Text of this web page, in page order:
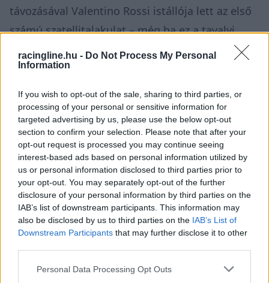
racingline.hu - Do Not Process My Personal
Information
If you wish to opt-out of the sale, sharing to third parties, or
processing of your personal or sensitive information for
targeted advertising by us, please use the below opt-out
section to confirm your selection. Please note that after your
opt-out request is processed you may continue seeing
interest-based ads based on personal information utilized by
us or personal information disclosed to third parties prior to
your opt-out. You may separately opt-out of the further
disclosure of your personal information by third parties on the
IAB’s list of downstream participants. This information may
also be disclosed by us to third parties on the IAB’s List of
Downstream Participants that may further disclose it to other
Please note that this website/app uses one or more Google
Personal Data Processing Opt Outs
távozásával Valentino Rossi istállója lett az első
számú szatellitalakulat – még ha ez a tavalyi
eredményeken nem is látszik.
Gresinivel, hanem közvetlenül a Ducatival áll
szerződésben, és a bolognaiak állítólag lehívták
az automatikus kétéves szerződéshosszabbítást
jelentő opciót, amelyet még 2024-ben építettek
be a megállapodásba. A 21. születésnapját múlt
hét vasárnap ünneplő motoros fizetése ezzel
megnő, ami szintén fontos szempont, hiszen a
VR46 nagyobb pénzügyi forrásokkal rendelkezik,
mint a Gresini. Ami pedig a technikai aspektust
illeti, bár a jövő évi motorok a szabályváltozások